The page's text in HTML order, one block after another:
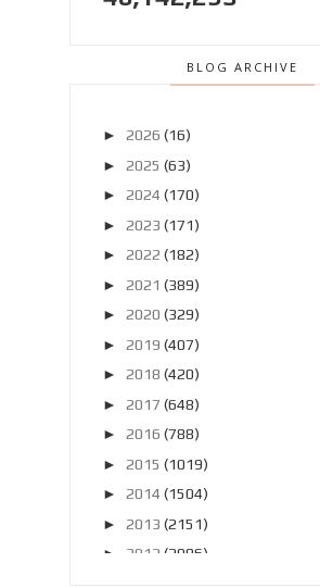
BLOG ARCHIVE
► 2026 (16)
► 2025 (63)
► 2024 (170)
► 2023 (171)
► 2022 (182)
► 2021 (389)
► 2020 (329)
► 2019 (407)
► 2018 (420)
► 2017 (648)
► 2016 (788)
► 2015 (1019)
► 2014 (1504)
► 2013 (2151)
► 2012 (2986)